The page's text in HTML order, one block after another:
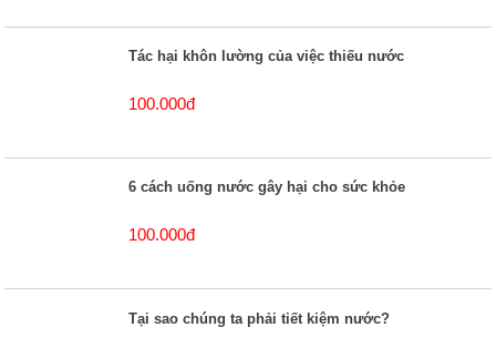
Tác hại khôn lường của việc thiếu nước
100.000đ
6 cách uống nước gây hại cho sức khỏe
100.000đ
Tại sao chúng ta phải tiết kiệm nước?